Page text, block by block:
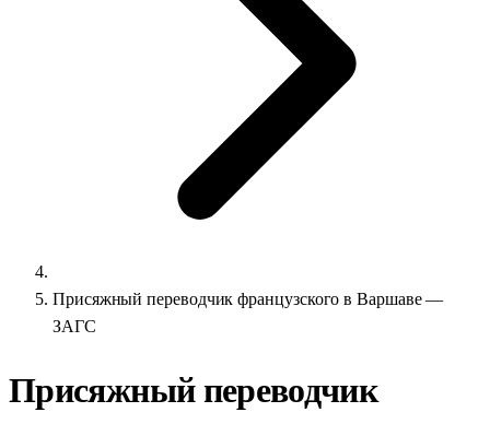
Присяжный переводчик французского в Варшаве —
ЗАГС
Присяжный переводчик